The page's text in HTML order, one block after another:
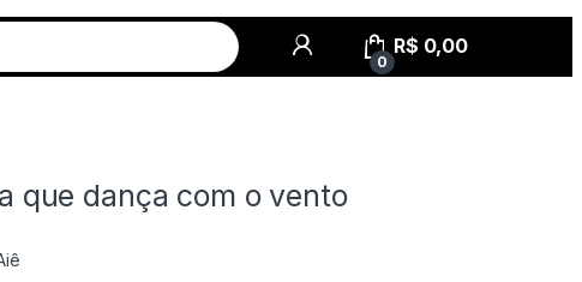
0
R$ 0,00
que dança com o vento